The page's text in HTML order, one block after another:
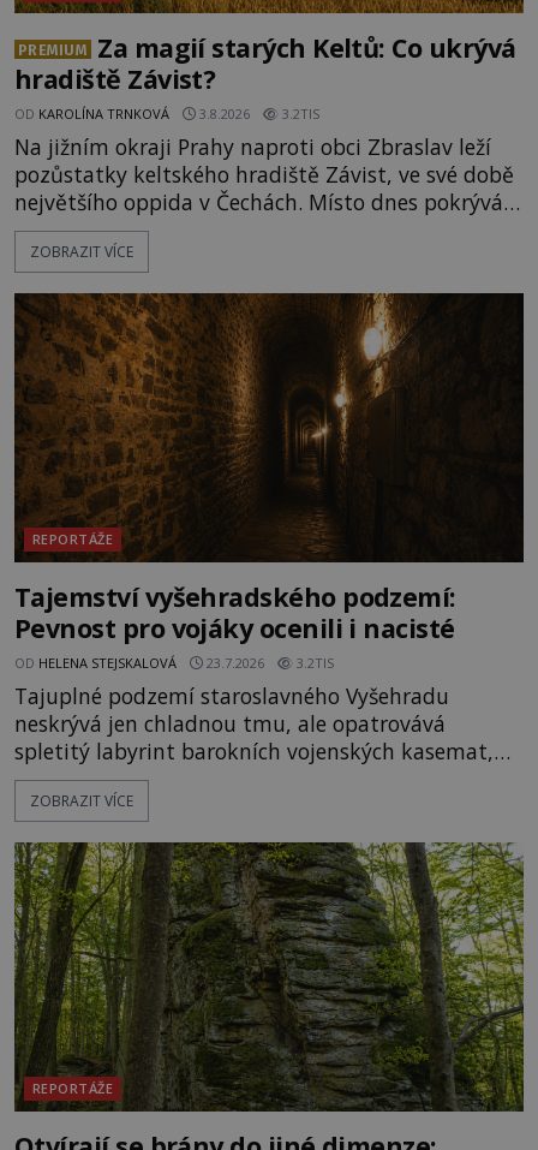
PREMIUM
Za magií starých Keltů: Co ukrývá
hradiště Závist?
OD KAROLÍNA TRNKOVÁ 3.8.2026 3.2TIS
Na jižním okraji Prahy naproti obci Zbraslav leží
pozůstatky keltského hradiště Závist, ve své době
největšího oppida v Čechách. Místo dnes pokrývá
les, zbytky po kdysi monumentálním hradišti jsou
ale v terénu patrné stále. Co dalšího tu po Keltech
vrch Hr
ZOBRAZIT VÍCE
REPORTÁŽE
Tajemství vyšehradského podzemí:
Pevnost pro vojáky ocenili i nacisté
OD HELENA STEJSKALOVÁ 23.7.2026 3.2TIS
Tajuplné podzemí staroslavného Vyšehradu
neskrývá jen chladnou tmu, ale opatrovává
spletitý labyrint barokních vojenských kasemat,
zapomenuté chrámy a vzácné národní poklady.
Hluboko uvnitř mohutné skály nad řekou Vltavou
vyhýbá shonu moderní metropole. Místo, ke
kterému se vážou nejstarší české mýty, ve svých
temných útrobách střeží monumentální
ZOBRAZIT VÍCE
REPORTÁŽE